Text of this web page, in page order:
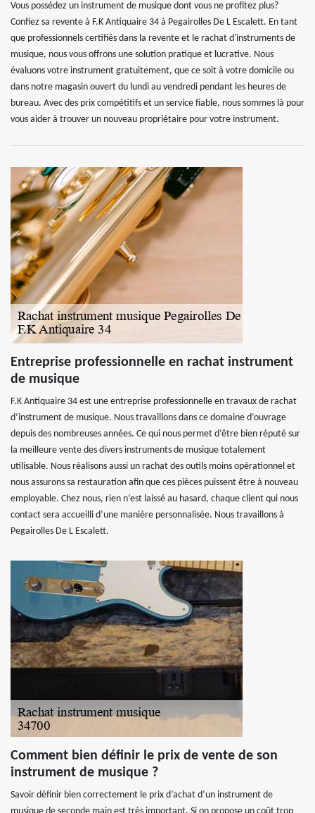
Vous possédez un instrument de musique dont vous ne profitez plus?
Confiez sa revente à F.K Antiquaire 34 à Pegairolles De L Escalett. En tant
que professionnels certifiés dans la revente et le rachat d'instruments de
musique, nous vous offrons une solution pratique et lucrative. Nous
évaluons votre instrument gratuitement, que ce soit à votre domicile ou
dans notre magasin ouvert du lundi au vendredi pendant les heures de
bureau. Avec des prix compétitifs et un service fiable, nous sommes là pour
vous aider à trouver un nouveau propriétaire pour votre instrument.
Entreprise professionnelle en rachat instrument
de musique
F.K Antiquaire 34 est une entreprise professionnelle en travaux de rachat
d’instrument de musique. Nous travaillons dans ce domaine d’ouvrage
depuis des nombreuses années. Ce qui nous permet d’être bien réputé sur
la meilleure vente des divers instruments de musique totalement
utilisable. Nous réalisons aussi un rachat des outils moins opérationnel et
nous assurons sa restauration afin que ces pièces puissent être à nouveau
employable. Chez nous, rien n’est laissé au hasard, chaque client qui nous
contact sera accueilli d’une manière personnalisée. Nous travaillons à
Pegairolles De L Escalett.
Comment bien définir le prix de vente de son
instrument de musique ?
Savoir définir bien correctement le prix d’achat d’un instrument de